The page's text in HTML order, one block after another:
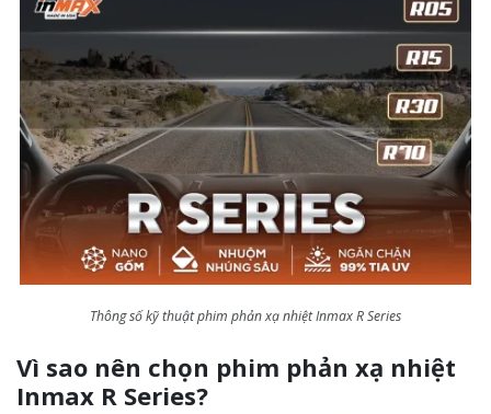
Thông số kỹ thuật phim phản xạ nhiệt Inmax R Series
Vì sao nên chọn phim phản xạ nhiệt
Inmax R Series?